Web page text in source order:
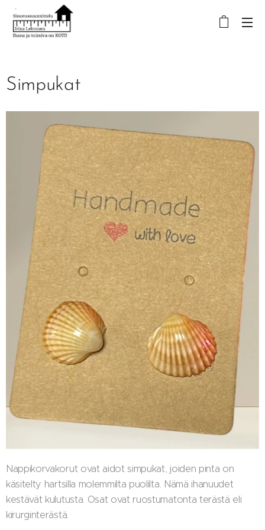
Simpukat
Nappikorvakorut ovat aidot simpukat, joiden pinta on
käsitelty hartsilla molemmilta puolilta. Nämä ihanuudet
kestävät kulutusta. Osat ovat ruostumatonta terästä eli
kirurginterästä.